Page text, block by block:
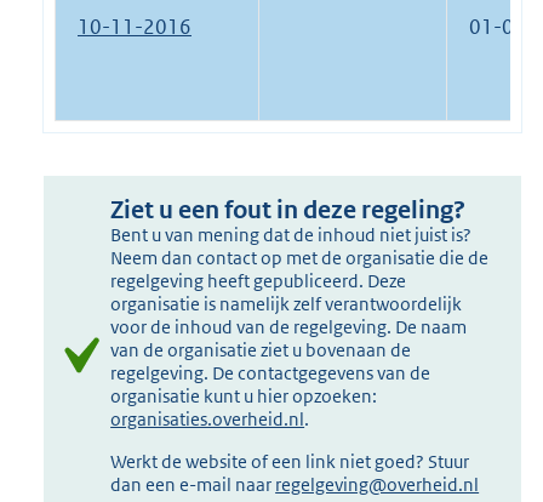
10-11-2016 01-01-
Ziet u een fout in deze regeling?
Bent u van mening dat de inhoud niet juist is?
Neem dan contact op met de organisatie die de
regelgeving heeft gepubliceerd. Deze
organisatie is namelijk zelf verantwoordelijk
voor de inhoud van de regelgeving. De naam
van de organisatie ziet u bovenaan de
regelgeving. De contactgegevens van de
organisatie kunt u hier opzoeken:
organisaties.overheid.nl.
Werkt de website of een link niet goed? Stuur
dan een e-mail naar regelgeving@overheid.nl